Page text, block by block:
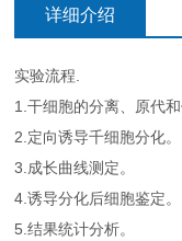
详细介绍
实验流程.
1.干细胞的分离、原代和
2.定向诱导千细胞分化。
3.成长曲线测定。
4.诱导分化后细胞鉴定。
5.结果统计分析。